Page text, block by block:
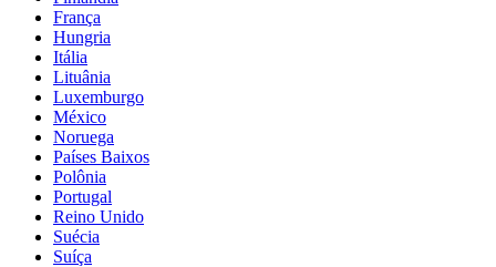
França
Hungria
Itália
Lituânia
Luxemburgo
México
Noruega
Países Baixos
Polônia
Portugal
Reino Unido
Suécia
Suíça